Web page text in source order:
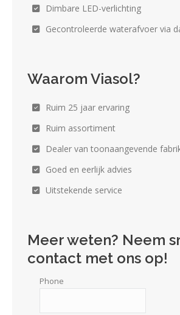
Dimbare LED-verlichting
Gecontroleerde waterafvoer via
Waarom Viasol?
Ruim 25 jaar ervaring
Ruim assortiment
Dealer van toonaangevende
Goed en eerlijk advies
Uitstekende service
Meer weten? Neem
contact met ons op!
Phone